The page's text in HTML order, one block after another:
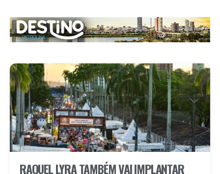
RAQUEL LYRA TAMBÉM VAI IMPLANTAR